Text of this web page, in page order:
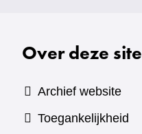
Over deze site
Archief website
Toegankelijkheid